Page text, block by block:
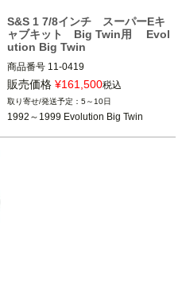
S&S 1 7/8インチ スーパーEキ
ャブキット Big Twin用 Evol
ution Big Twin
商品番号 11-0419
(DS-0419/499569)
S&S Cycle (エス・アンド・エス)
販売価格 ¥161,500税込
5～10日
1992～1999 Evolution Big Twin